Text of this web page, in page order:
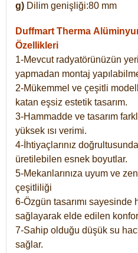
g) Dilim genişliği:80 mm
Duffmart Therma
Özellikleri
1-Mevcut radyatörünüzün
yapmadan montaj
2-Mükemmel ve çeşitli
katan eşsiz estetik tasarım.
3-Hammadde ve tasarım
yüksek ısı verimi.
4-İhtiyaçlarınız
üretilebilen esnek boyutlar.
5-Mekanlarınıza uyum ve
çeşitliliği
6-Özgün tasarımı sayesinde
sağlayarak elde edilen
7-Sahip olduğu düşük su
sağlar.